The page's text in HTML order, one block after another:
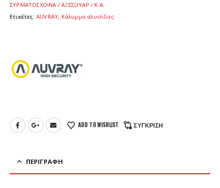
ΣΥΡΜΑΤΟΣΧΟΙΝΑ / ΑΞΕΣΟΥΑΡ / Κ.Α.
Ετικέτες: AUVRAY, Κάλυμμα αλυσίδας
ADD TO WISHLIST ΣΎΓΚΡΙΣΗ
ΠΕΡΙΓΡΑΦΉ